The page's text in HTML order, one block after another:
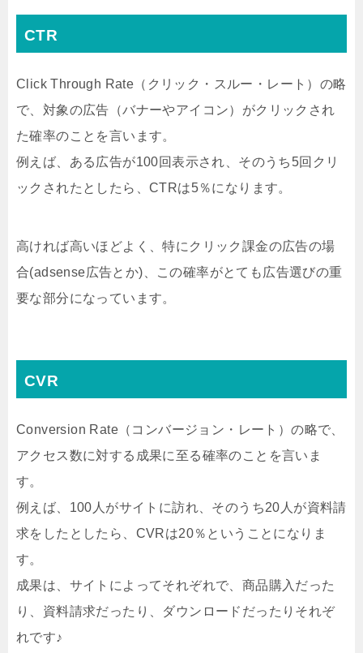
CTR
Click Through Rate（クリック・スルー・レート）の略
で、対象の広告（バナーやアイコン）がクリックされ
た確率のことを言います。
例えば、ある広告が100回表示され、そのうち5回クリ
ックされたとしたら、CTRは5％になります。
高ければ高いほどよく、特にクリック課金の広告の場
合(adsense広告とか)、この確率がとても広告選びの重
要な部分になっています。
CVR
Conversion Rate（コンバージョン・レート）の略で、
アクセス数に対する成果に至る確率のことを言いま
す。
例えば、100人がサイトに訪れ、そのうち20人が資料請
求をしたとしたら、CVRは20％ということになりま
す。
成果は、サイトによってそれぞれで、商品購入だった
り、資料請求だったり、ダウンロードだったりそれぞ
れです♪